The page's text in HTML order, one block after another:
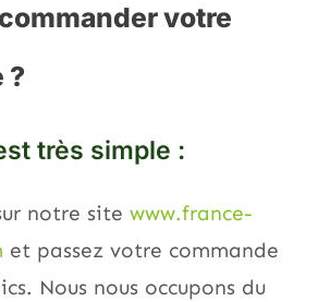
votre
?
très simple :
notre site www.france-
et passez votre commande
Nous nous occupons du